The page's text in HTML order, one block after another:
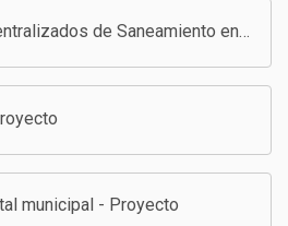
de Saneamiento en Bolivia - Programa
municipal - Proyecto